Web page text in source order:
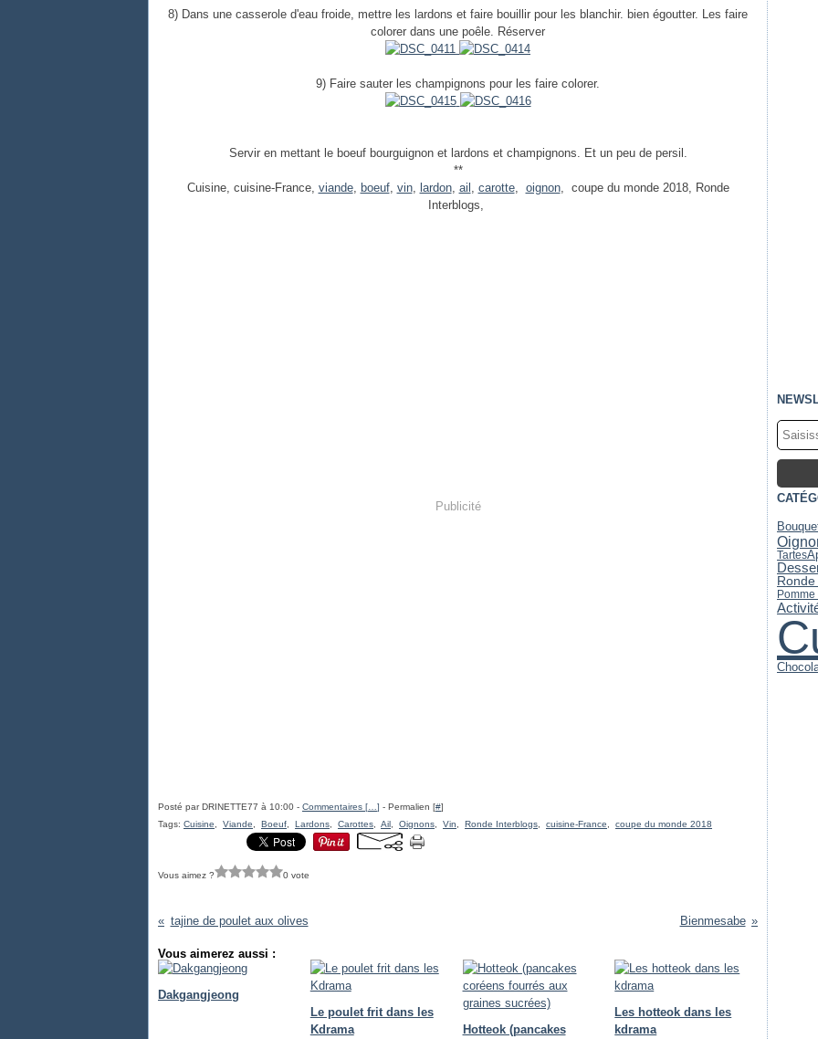
8) Dans une casserole d'eau froide, mettre les lardons et faire bouillir pour les blanchir. bien égoutter. Les faire
colorer dans une poêle. Réserver
9) Faire sauter les champignons pour les faire colorer.
Servir en mettant le boeuf bourguignon et lardons et champignons. Et un peu de persil.
**
Cuisine, cuisine-France, viande, boeuf, vin, lardon, ail , carotte, oignon, coupe du monde 2018, Ronde
Interblogs,
Publicité
Posté par DRINETTE77 à 10:00 - Commentaires [ ] - Permalien [#]
Tags: Cuisine Viande Boeuf Lardons Carottes Ail Oignons Vin Ronde Interblogs cuisine-France coupe du monde 2018
Vous aimez ? 0 vote
tajine de poulet aux olives Bienmesabe
Vous aimerez aussi :
Dakgangjeong
Le poulet frit dans les
Kdrama
Hotteok (pancakes
Les hotteok dans les
kdrama
Tartes
Pomme